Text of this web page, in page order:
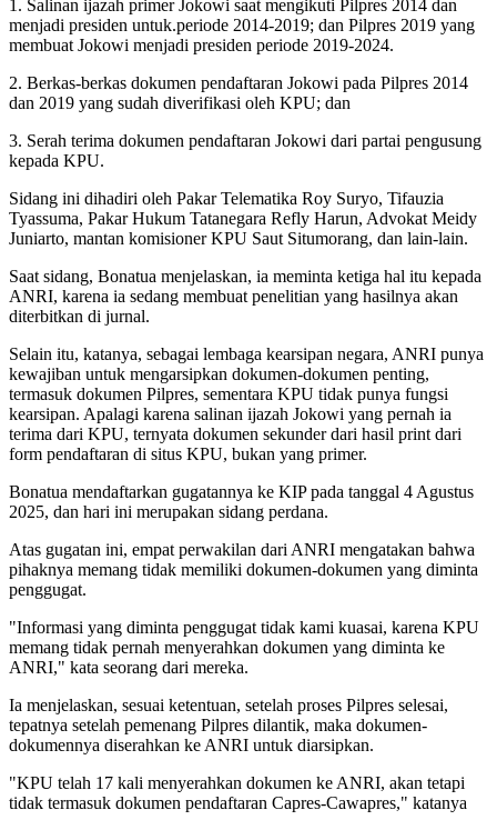
1. Salinan ijazah primer Jokowi saat mengikuti Pilpres 2014 dan
menjadi presiden untuk.periode 2014-2019; dan Pilpres 2019 yang
membuat Jokowi menjadi presiden periode 2019-2024.
2. Berkas-berkas dokumen pendaftaran Jokowi pada Pilpres 2014
dan 2019 yang sudah diverifikasi oleh KPU; dan
3. Serah terima dokumen pendaftaran Jokowi dari partai pengusung
kepada KPU.
Sidang ini dihadiri oleh Pakar Telematika Roy Suryo, Tifauzia
Tyassuma, Pakar Hukum Tatanegara Refly Harun, Advokat Meidy
Juniarto, mantan komisioner KPU Saut Situmorang, dan lain-lain.
Saat sidang, Bonatua menjelaskan, ia meminta ketiga hal itu kepada
ANRI, karena ia sedang membuat penelitian yang hasilnya akan
diterbitkan di jurnal.
Selain itu, katanya, sebagai lembaga kearsipan negara, ANRI punya
kewajiban untuk mengarsipkan dokumen-dokumen penting,
termasuk dokumen Pilpres, sementara KPU tidak punya fungsi
kearsipan. Apalagi karena salinan ijazah Jokowi yang pernah ia
terima dari KPU, ternyata dokumen sekunder dari hasil print dari
form pendaftaran di situs KPU, bukan yang primer.
Bonatua mendaftarkan gugatannya ke KIP pada tanggal 4 Agustus
2025, dan hari ini merupakan sidang perdana.
Atas gugatan ini, empat perwakilan dari ANRI mengatakan bahwa
pihaknya memang tidak memiliki dokumen-dokumen yang diminta
penggugat.
"Informasi yang diminta penggugat tidak kami kuasai, karena KPU
memang tidak pernah menyerahkan dokumen yang diminta ke
ANRI," kata seorang dari mereka.
Ia menjelaskan, sesuai ketentuan, setelah proses Pilpres selesai,
tepatnya setelah pemenang Pilpres dilantik, maka dokumen-
dokumennya diserahkan ke ANRI untuk diarsipkan.
"KPU telah 17 kali menyerahkan dokumen ke ANRI, akan tetapi
tidak termasuk dokumen pendaftaran Capres-Cawapres," katanya